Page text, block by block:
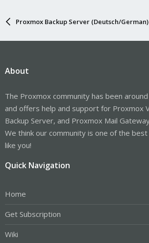
Proxmox Backup Server (Deutsch/German)
About
The Proxmox community has been
and offers help and support for Proxmox
Backup Server, and Proxmox Mail
We think our community is one of the
like you!
Quick Navigation
Home
Get Subscription
Wiki